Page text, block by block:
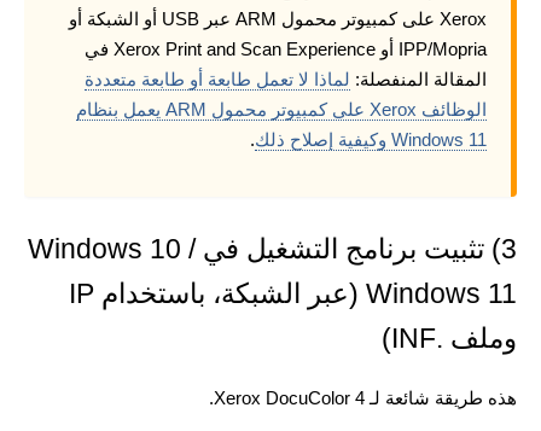
Xerox على كمبيوتر محمول ARM عبر USB أو الشبكة أو
IPP/Mopria أو Xerox Print and Scan Experience في
المقالة المنفصلة: لماذا لا تعمل طابعة أو طابعة متعددة
الوظائف Xerox على كمبيوتر محمول ARM يعمل بنظام
Windows 11 وكيفية إصلاح ذلك
.
3) تثبيت برنامج التشغيل في Windows 10 /
Windows 11 (عبر الشبكة، باستخدام IP
وملف .INF)
هذه طريقة شائعة لـ Xerox DocuColor 4.